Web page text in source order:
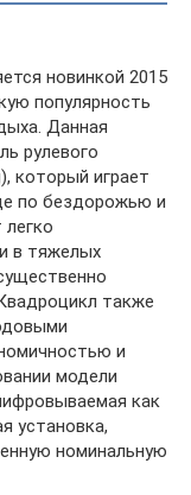
новинкой 2015
популярность
Данная
рулевого
который играет
по бездорожью и
в тяжелых
также
и
модели
как
установка,
номинальную